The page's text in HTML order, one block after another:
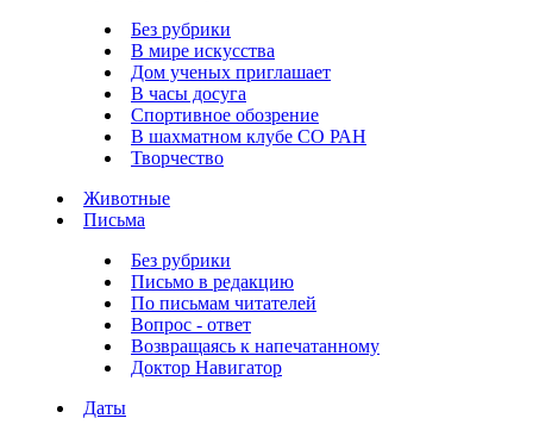
Без рубрики
В мире искусства
Дом ученых приглашает
В часы досуга
Спортивное обозрение
В шахматном клубе СО РАН
Творчество
Животные
Письма
Без рубрики
Письмо в редакцию
По письмам читателей
Вопрос - ответ
Возвращаясь к напечатанному
Доктор Навигатор
Даты